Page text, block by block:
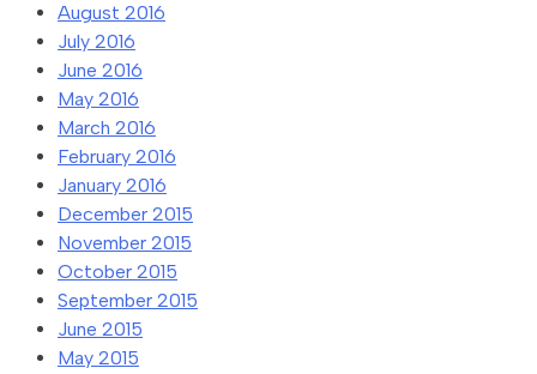
August 2016
July 2016
June 2016
May 2016
March 2016
February 2016
January 2016
December 2015
November 2015
October 2015
September 2015
June 2015
May 2015